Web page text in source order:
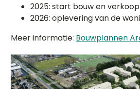
2025: start bouw en
2026: oplevering van de
Meer informatie: Bouwplannen